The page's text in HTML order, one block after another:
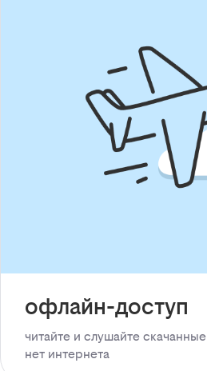
офлайн-доступ
читайте и слушайте
нет интернета